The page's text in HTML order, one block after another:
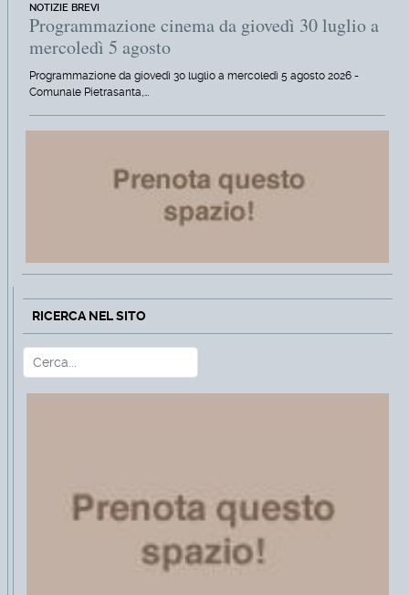
NOTIZIE BREVI
Programmazione cinema da giovedì 30 luglio a
mercoledì 5 agosto
Programmazione da giovedì 30 luglio a mercoledì 5 agosto 2026 -
Comunale Pietrasanta,…
RICERCA NEL SITO
Cerca Type 2 or more characters for